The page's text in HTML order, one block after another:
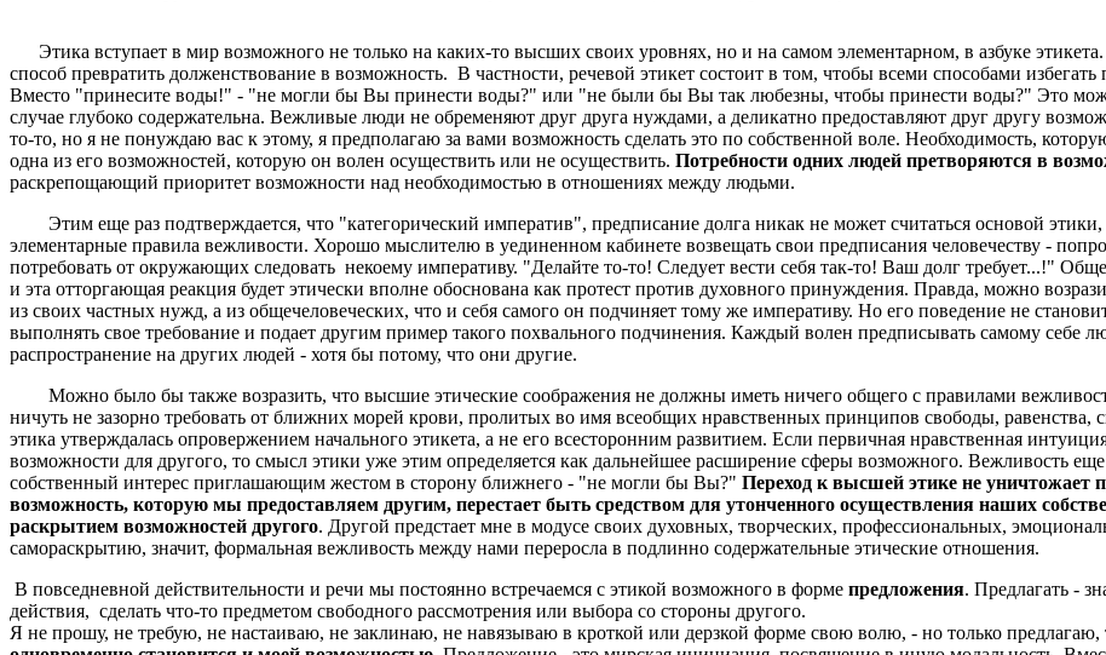
Этика вступает в мир возможного не только на каких-то высших своих уровнях, но и на самом элементарном, в азбуке
способ превратить долженствование в возможность. В частности, речевой этикет состоит в том, чтобы всеми способами
Вместо "принесите воды!" - "не могли бы Вы принести воды?" или "не были бы Вы так любезны, чтобы принести воды?" Это
случае глубоко содержательна. Вежливые люди не обременяют друг друга нуждами, а деликатно предоставляют друг другу
то-то, но я не понуждаю вас к этому, я предполагаю за вами возможность сделать это по собственной воле. Необходимость,
одна из его возможностей, которую он волен осуществить или не осуществить. Потребности одних людей претворяются в
раскрепощающий приоритет возможности над необходимостью в отношениях между людьми.
Этим еще раз подтверждается, что "категорический императив", предписание долга никак не может считаться основой
элементарные правила вежливости. Хорошо мыслителю в уединенном кабинете возвещать свои предписания человечеству -
потребовать от окружающих следовать некоему императиву. "Делайте то-то! Следует вести себя так-то! Ваш долг требует...!"
и эта отторгающая реакция будет этически вполне обоснована как протест против духовного принуждения. Правда, можно
из своих частных нужд, а из общечеловеческих, что и себя самого он подчиняет тому же императиву. Но его поведение не
выполнять свое требование и подает другим пример такого похвального подчинения. Каждый волен предписывать самому себе
распространение на других людей - хотя бы потому, что они другие.
Можно было бы также возразить, что высшие этические соображения не должны иметь ничего общего с правилами
ничуть не зазорно требовать от ближних морей крови, пролитых во имя всеобщих нравственных принципов свободы,
этика утверждалась опровержением начального этикета, а не его всесторонним развитием. Если первичная нравственная
возможности для другого, то смысл этики уже этим определяется как дальнейшее расширение сферы возможного. Вежливость
собственный интерес приглашающим жестом в сторону ближнего - "не могли бы Вы?" Переход к высшей этике не уничтожает
возможность, которую мы предоставляем другим, перестает быть средством для утонченного осуществления наших
раскрытием возможностей другого. Другой предстает мне в модусе своих духовных, творческих, профессиональных,
самораскрытию, значит, формальная вежливость между нами переросла в подлинно содержательные этические отношения.
В повседневной действительности и речи мы постоянно встречаемся с этикой возможного в форме предложения. Предлагать -
действия, сделать что-то предметом свободного рассмотрения или выбора со стороны другого.
Я не прошу, не требую, не настаиваю, не заклинаю, не навязываю в кроткой или дерзкой форме свою волю, - но только предлагаю,